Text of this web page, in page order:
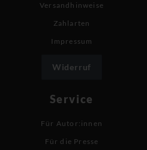
Versandhinweise
Zahlarten
Impressum
Widerruf
Service
Für Autor:innen
Für die Presse